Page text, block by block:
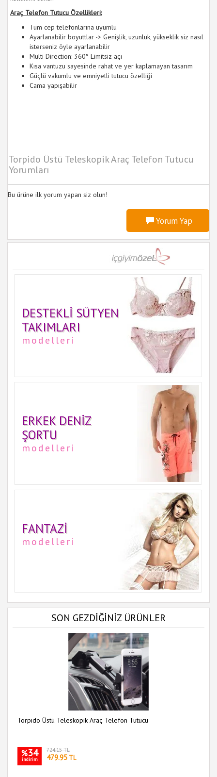
Araç Telefon Tutucu Özellikleri:
Tüm cep telefonlarına uyumlu
Ayarlanabilir boyuttlar -> Genişlik, uzunluk, yükseklik siz nasıl
isterseniz öyle ayarlanabilir
Multi Direction: 360° Limitsiz açı
Kısa vantuzu sayesinde rahat ve yer kaplamayan tasarım
Güçlü vakumlu ve emniyetli tutucu özelliği
Cama yapışabilir
Torpido Üstü Teleskopik Araç Telefon Tutucu
Yorumları
Bu ürüne ilk yorum yapan siz olun!
Yorum Yap
DESTEKLI SÜTYEN
TAKIMLARI
modelleri
ERKEK DENIZ
ŞORTU
modelleri
FANTAZI
modelleri
SON GEZDİĞİNİZ ÜRÜNLER
Torpido Üstü Teleskopik Araç Telefon Tutucu
%34
indirim
724.15 TL
479.95 TL